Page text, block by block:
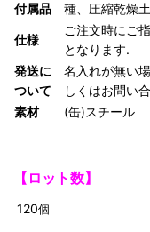
付属品 種、圧縮乾燥
仕様
ご注文時にご
となります.
発送に
ついて
名入れが無い
しくはお問い
素材
(缶)スチール
【ロット数】
120個